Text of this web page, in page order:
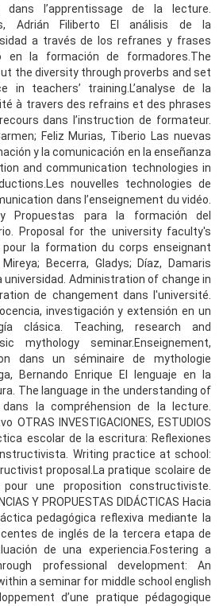
dans l’apprentissage de la lecture.
Adrián Filiberto El análisis de la
a través de los refranes y frases
en la formación de formadores.The
the diversity through proverbs and set
in teachers’ training.L’analyse de la
à travers des refrains et des phrases
dans l’instruction de formateur.
Feliz Murias, Tiberio Las nuevas
y la comunicación en la enseñanza
and communication technologies in
nouvelles technologies de
dans l’enseignement du vidéo.
Propuestas para la formación del
Proposal for the university faculty's
pour la formation du corps enseignant
Becerra, Gladys; Díaz, Damaris
universidad. Administration of change in
de changement dans l'université.
investigación y extensión en un
clásica. Teaching, research and
mythology seminar.Enseignement,
dans un séminaire de mythologie
Bernando Enrique El lenguaje en la
The language in the understanding of
la compréhension de la lecture.
OTRAS INVESTIGACIONES, ESTUDIOS
escolar de la escritura: Reflexiones
Writing practice at school:
proposal.La pratique scolaire de
pour une proposition constructiviste.
Y PROPUESTAS DIDÁCTICAS Hacia
pedagógica reflexiva mediante la
de inglés de la tercera etapa de
de una experiencia.Fostering a
professional development: An
a seminar for middle school english
d’une pratique pédagogique